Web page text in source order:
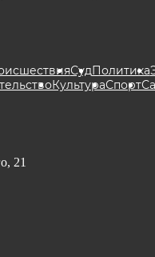
СудПолитика
КультураСпорт
21